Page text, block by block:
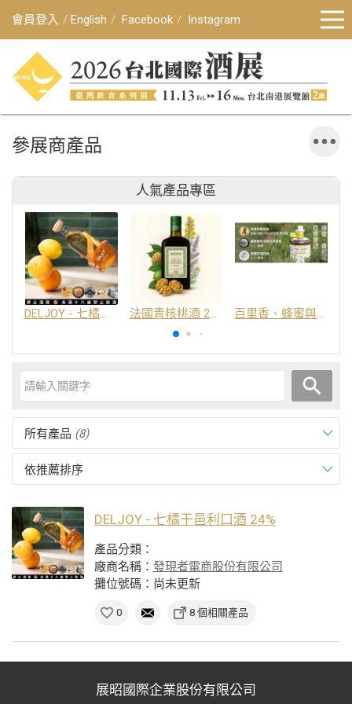
會員登入 English Facebook Instagram
參展商產品
人氣產品專區
DELJOY - 七橘干邑利口酒 24% 法國青核桃酒 25% 百里香、蜂蜜與番紅花酒
所有產品 (8)
依推薦排序
DELJOY - 七橘干邑利口酒 24%
產品分類：
廠商名稱： 發現者電商股份有限公司
攤位號碼：尚未更新
0 8 個相關產品
展昭國際企業股份有限公司